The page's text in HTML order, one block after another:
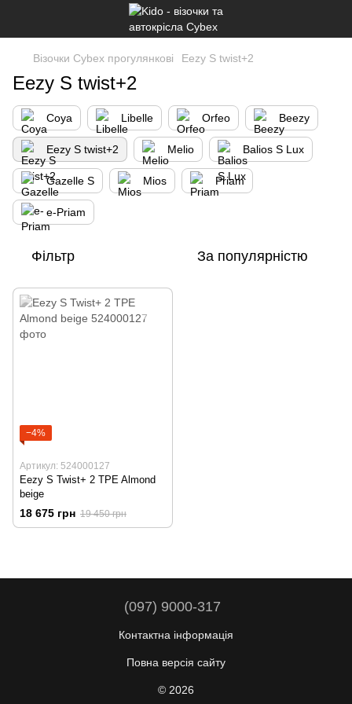
Візочки Cybex прогулянкові Eezy S twist+2
Eezy S twist+2
Coya Libelle Orfeo Beezy
Eezy S twist+2 Melio Balios S Lux
Gazelle S Mios Priam
e-Priam
Фільтр За популярністю
−4%
Артикул: 524000127
Eezy S Twist+ 2 TPE Almond
beige
18 675 грн 19 450 грн
(097) 9000-317
Контактна інформація
Повна версія сайту
© 2026